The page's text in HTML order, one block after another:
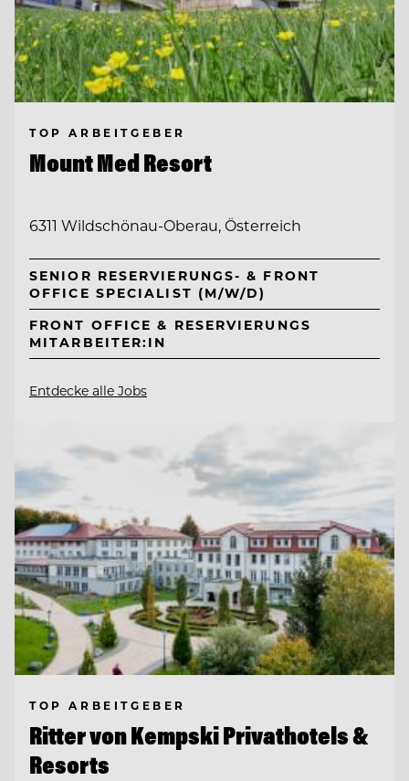
TOP ARBEITGEBER
Mount Med Resort
6311 Wildschönau-Oberau, Österreich
SENIOR RESERVIERUNGS- & FRONT
OFFICE SPECIALIST (M/W/D)
FRONT OFFICE & RESERVIERUNGS
MITARBEITER:IN
Entdecke alle Jobs
TOP ARBEITGEBER
Ritter von Kempski Privathotels &
Resorts